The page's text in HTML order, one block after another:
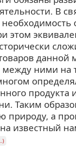
В
этом
данной
ними на
продукта
Таким
природу, а
известный